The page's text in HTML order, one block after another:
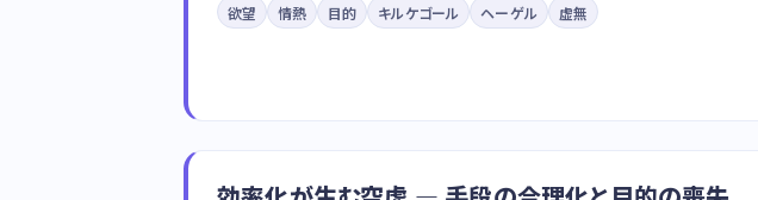
欲望 情熱 目的 キルケゴール ヘーゲル 虚無